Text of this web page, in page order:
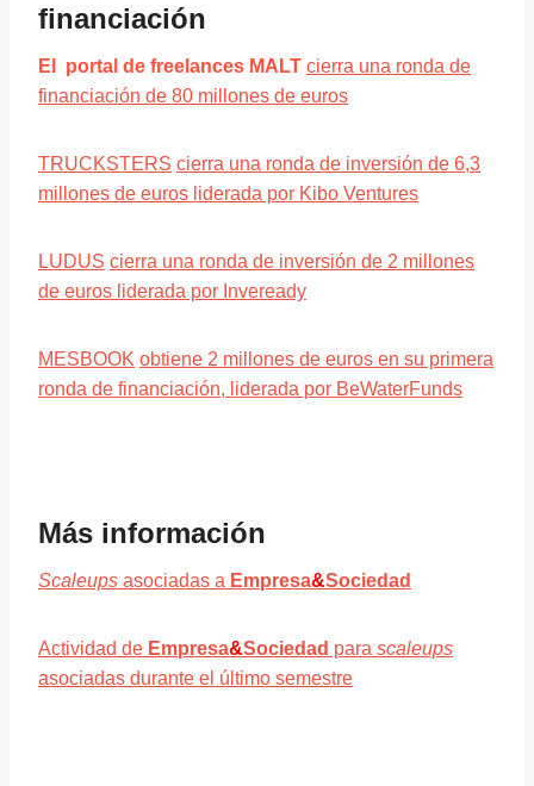
financiación
El portal de freelances MALT cierra una ronda de
financiación de 80 millones de euros
TRUCKSTERS cierra una ronda de inversión de 6,3
millones de euros liderada por Kibo Ventures
LUDUS cierra una ronda de inversión de 2 millones
de euros liderada por Inveready
MESBOOK obtiene 2 millones de euros en su primera
ronda de financiación, liderada por BeWaterFunds
Más información
Scaleups asociadas a Empresa&Sociedad
Actividad de Empresa&Sociedad para scaleups
asociadas durante el último semestre